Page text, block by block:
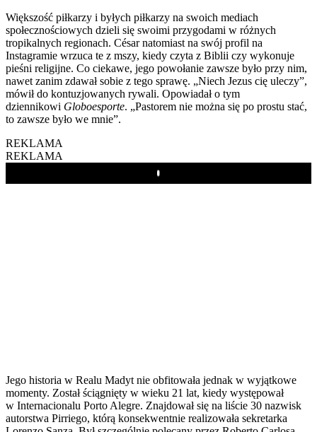
Większość piłkarzy i byłych piłkarzy na swoich mediach
społecznościowych dzieli się swoimi przygodami w różnych
tropikalnych regionach. César natomiast na swój profil na
Instagramie wrzuca te z mszy, kiedy czyta z Biblii czy wykonuje
pieśni religijne. Co ciekawe, jego powołanie zawsze było przy nim,
nawet zanim zdawał sobie z tego sprawę. „Niech Jezus cię uleczy”,
mówił do kontuzjowanych rywali. Opowiadał o tym
dziennikowi Globoesporte. „Pastorem nie można się po prostu stać,
to zawsze było we mnie”.
REKLAMA
REKLAMA
Play
Jego historia w Realu Madyt nie obfitowała jednak w wyjątkowe
momenty. Został ściągnięty w wieku 21 lat, kiedy występował
w Internacionalu Porto Alegre. Znajdował się na liście 30 nazwisk
autorstwa Pirriego, którą konsekwentnie realizowała sekretarka